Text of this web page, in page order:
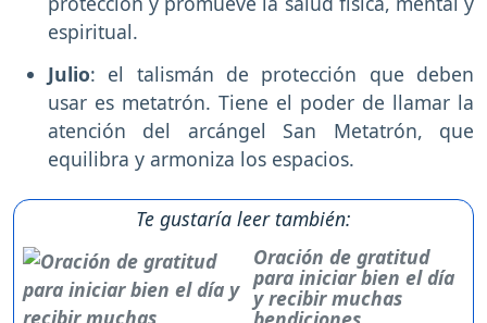
espiritual.
Julio: el talismán de protección que deben
usar es metatrón. Tiene el poder de llamar la
atención del arcángel San Metatrón, que
equilibra y armoniza los espacios.
Te gustaría leer también:
Oración de gratitud
para iniciar bien el día
y recibir muchas